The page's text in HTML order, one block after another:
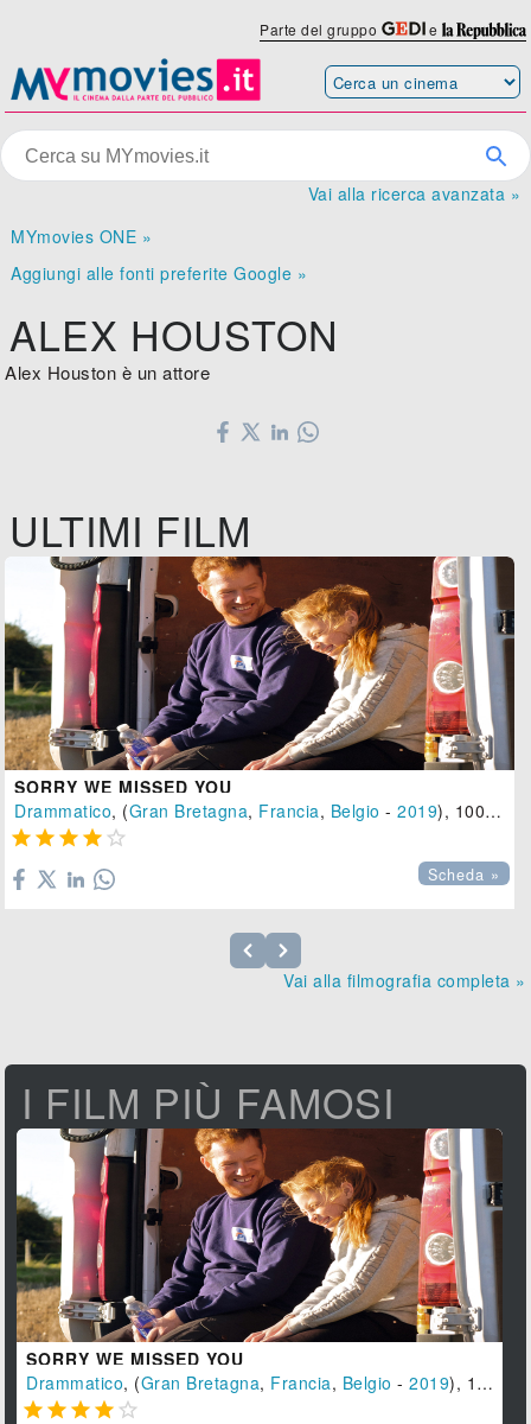
Parte del gruppo e
Vai alla ricerca avanzata »
MYmovies ONE »
Aggiungi alle fonti preferite Google »
ALEX HOUSTON
Alex Houston è un attore
ULTIMI FILM
SORRY WE MISSED YOU
Drammatico, (Gran Bretagna, Francia, Belgio -2019), 100 min.
    
Scheda »
Vai alla filmografia completa »
I FILM PIÙ FAMOSI
SORRY WE MISSED YOU
Drammatico, (Gran Bretagna, Francia, Belgio -2019), 100 min.
    